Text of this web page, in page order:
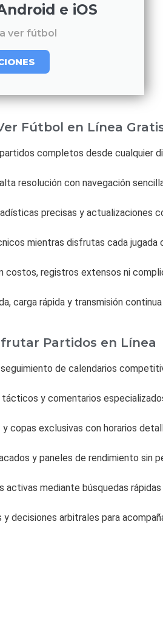
e iOS
ver fútbol
Fútbol en Línea
completos desde cualquier
resolución con navegación
precisas y actualizaciones
mientras disfrutas cada jugada
registros extensos ni
carga rápida y transmisión
Partidos en Línea
de calendarios
y comentarios
copas exclusivas con horarios
y paneles de rendimiento sin
mediante búsquedas
decisiones arbitrales para